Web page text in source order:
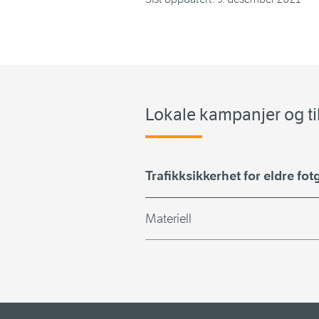
Lokale kampanjer og
Trafikksikkerhet for eldre
Materiell